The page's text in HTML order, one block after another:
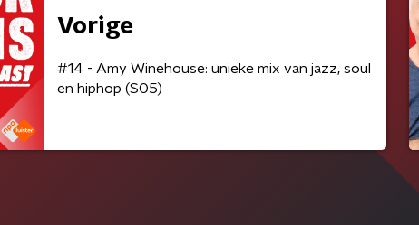
Vorige
#14 - Amy Winehouse: unieke mix van jazz, soul
en hiphop (S05)